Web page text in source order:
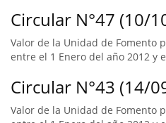
Circular N°47 (10/
Valor de la Unidad de Fomento
entre el 1 Enero del año 2012 y
Circular N°43 (14/
Valor de la Unidad de Fomento